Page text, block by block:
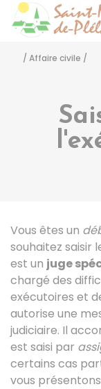
/ Affaire civile /
Vous êtes un
souhaitez saisir
est un juge
chargé des
exécutoires et
autorise une
judiciaire. Il
est saisi par
certains cas
vous